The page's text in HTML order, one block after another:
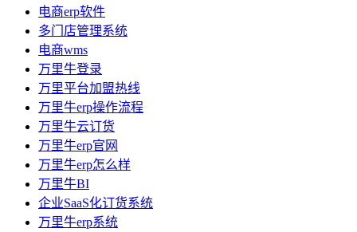
电商erp软件
多门店管理系统
电商wms
万里牛登录
万里平台加盟热线
万里牛erp操作流程
万里牛云订货
万里牛erp官网
万里牛erp怎么样
万里牛BI
企业SaaS化订货系统
万里牛erp系统